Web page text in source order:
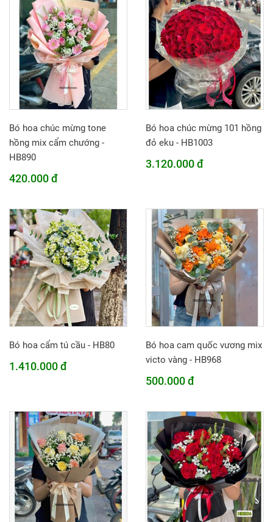
Bó hoa chúc mừng tone
hồng mix cẩm chướng -
HB890
420.000 đ
Bó hoa chúc mừng 101 hồng
đỏ eku - HB1003
3.120.000 đ
Bó hoa cẩm tú cầu - HB80
1.410.000 đ
Bó hoa cam quốc vương mix
victo vàng - HB968
500.000 đ